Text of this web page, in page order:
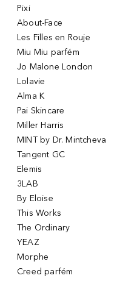
Pixi
About-Face
Les Filles en Rouje
Miu Miu parfém
Jo Malone London
Lolavie
Alma K
Pai Skincare
Miller Harris
MINT by Dr. Mintcheva
Tangent GC
Elemis
3LAB
By Eloise
This Works
The Ordinary
YEAZ
Morphe
Creed parfém